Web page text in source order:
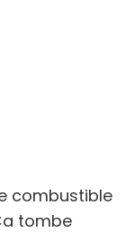
combustible
tombe